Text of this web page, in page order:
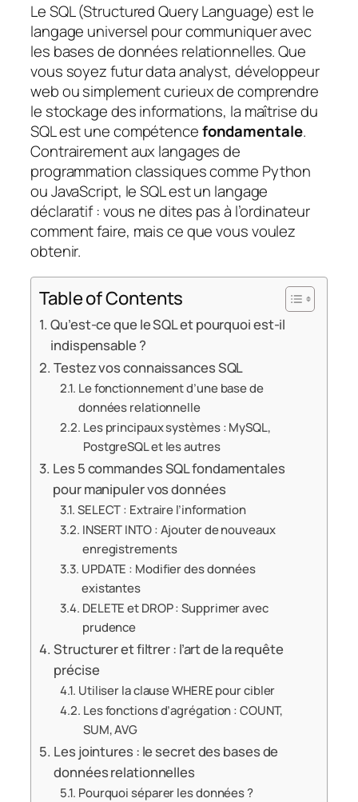
Le SQL (Structured Query Language) est le
langage universel pour communiquer avec
les bases de données relationnelles. Que
vous soyez futur data analyst, développeur
web ou simplement curieux de comprendre
le stockage des informations, la maîtrise du
SQL est une compétencefondamentale.
Contrairement aux langages de
programmation classiques comme Python
ou JavaScript, le SQL est un langage
déclaratif : vous ne dites pas à l’ordinateur
comment faire, mais ce que vous voulez
obtenir.
Table of Contents
Qu’est-ce que le SQL et pourquoi est-il
indispensable ?
Testez vos connaissances SQL
Le fonctionnement d’une base de
données relationnelle
Les principaux systèmes : MySQL,
PostgreSQL et les autres
Les 5 commandes SQL fondamentales
pour manipuler vos données
SELECT : Extraire l’information
INSERT INTO : Ajouter de nouveaux
enregistrements
UPDATE : Modifier des données
existantes
DELETE et DROP : Supprimer avec
prudence
Structurer et filtrer : l’art de la requête
précise
Utiliser la clause WHERE pour cibler
Les fonctions d’agrégation : COUNT,
SUM, AVG
Les jointures : le secret des bases de
données relationnelles
Pourquoi séparer les données ?